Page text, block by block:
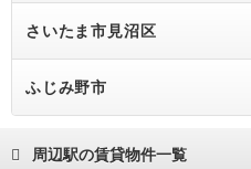
さいたま市見沼区
ふじみ野市
周辺駅の賃貸物件一覧